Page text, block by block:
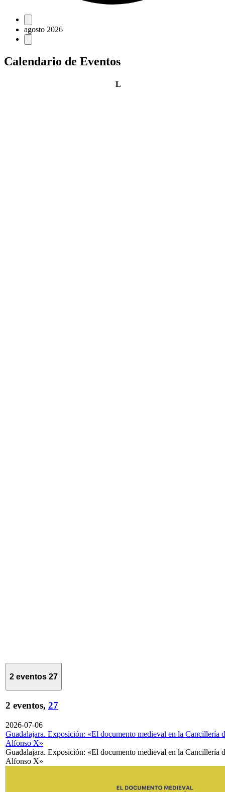
Eventos
agosto 2026
Calendario de Eventos
Llunes
2 eventos 27
2 eventos, 27
2026-07-06
Guadalajara. Exposición: «El documento medieval en la Cancillería
Alfonso X»
Guadalajara. Exposición: «El documento medieval en la Cancillería
Alfonso X»